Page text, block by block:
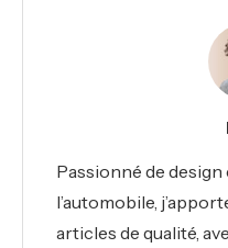
Passionné de
l’automobile,
articles de qualité,